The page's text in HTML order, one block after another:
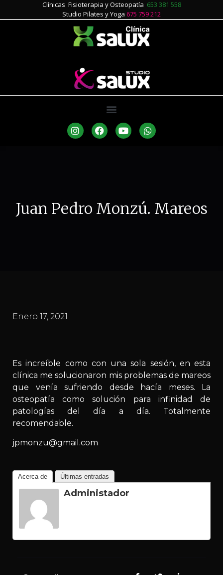
Clínicas Fisioterapia y Osteopatía 653 381 558
Studio Pilates y Yoga 675 759 212
Juan Pedro Monzú. Mareos
Enero 17, 2021
Es increíble como con una sola sesión, en esta
clínica me solucionaron mis problemas de mareos
que venía sufriendo desde hacía meses. La
osteopatía como solución para infinidad de
patologías del día a día. Totalmente
recomendable.
jpmonzu@gmail.com
Acerca de Últimas entradas
Administador